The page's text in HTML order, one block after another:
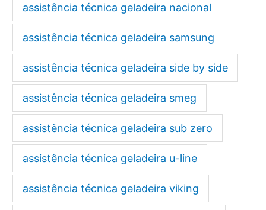
assistência técnica geladeira nacional
assistência técnica geladeira samsung
assistência técnica geladeira side by side
assistência técnica geladeira smeg
assistência técnica geladeira sub zero
assistência técnica geladeira u-line
assistência técnica geladeira viking